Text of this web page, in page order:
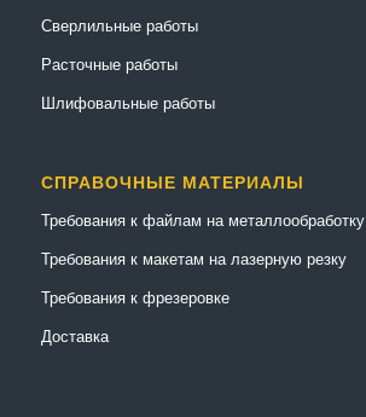
Сверлильные работы
Расточные работы
Шлифовальные работы
СПРАВОЧНЫЕ МАТЕРИАЛЫ
Требования к файлам на металлообработку
Требования к макетам на лазерную резку
Требования к фрезеровке
Доставка